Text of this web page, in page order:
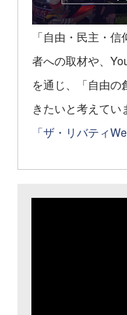
「自由・民主・
者への取材や、
を通じ、「自由の
きたいと考えてい
「ザ・リバティ